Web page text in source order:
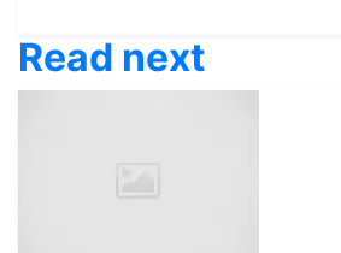
Read next